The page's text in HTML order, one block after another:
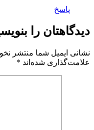
پاسخ
دیدگاهتان را
نشانی ایمیل شما منتشر
علامت‌گذاری شده‌اند *